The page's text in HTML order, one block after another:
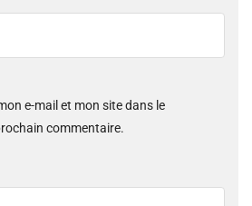
e-mail et mon site dans le
commentaire.